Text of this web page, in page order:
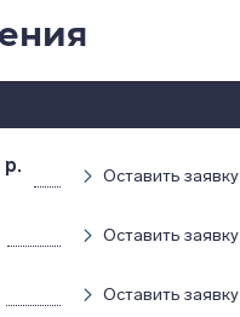
р. Оставить заявку
Оставить заявку
Оставить заявку